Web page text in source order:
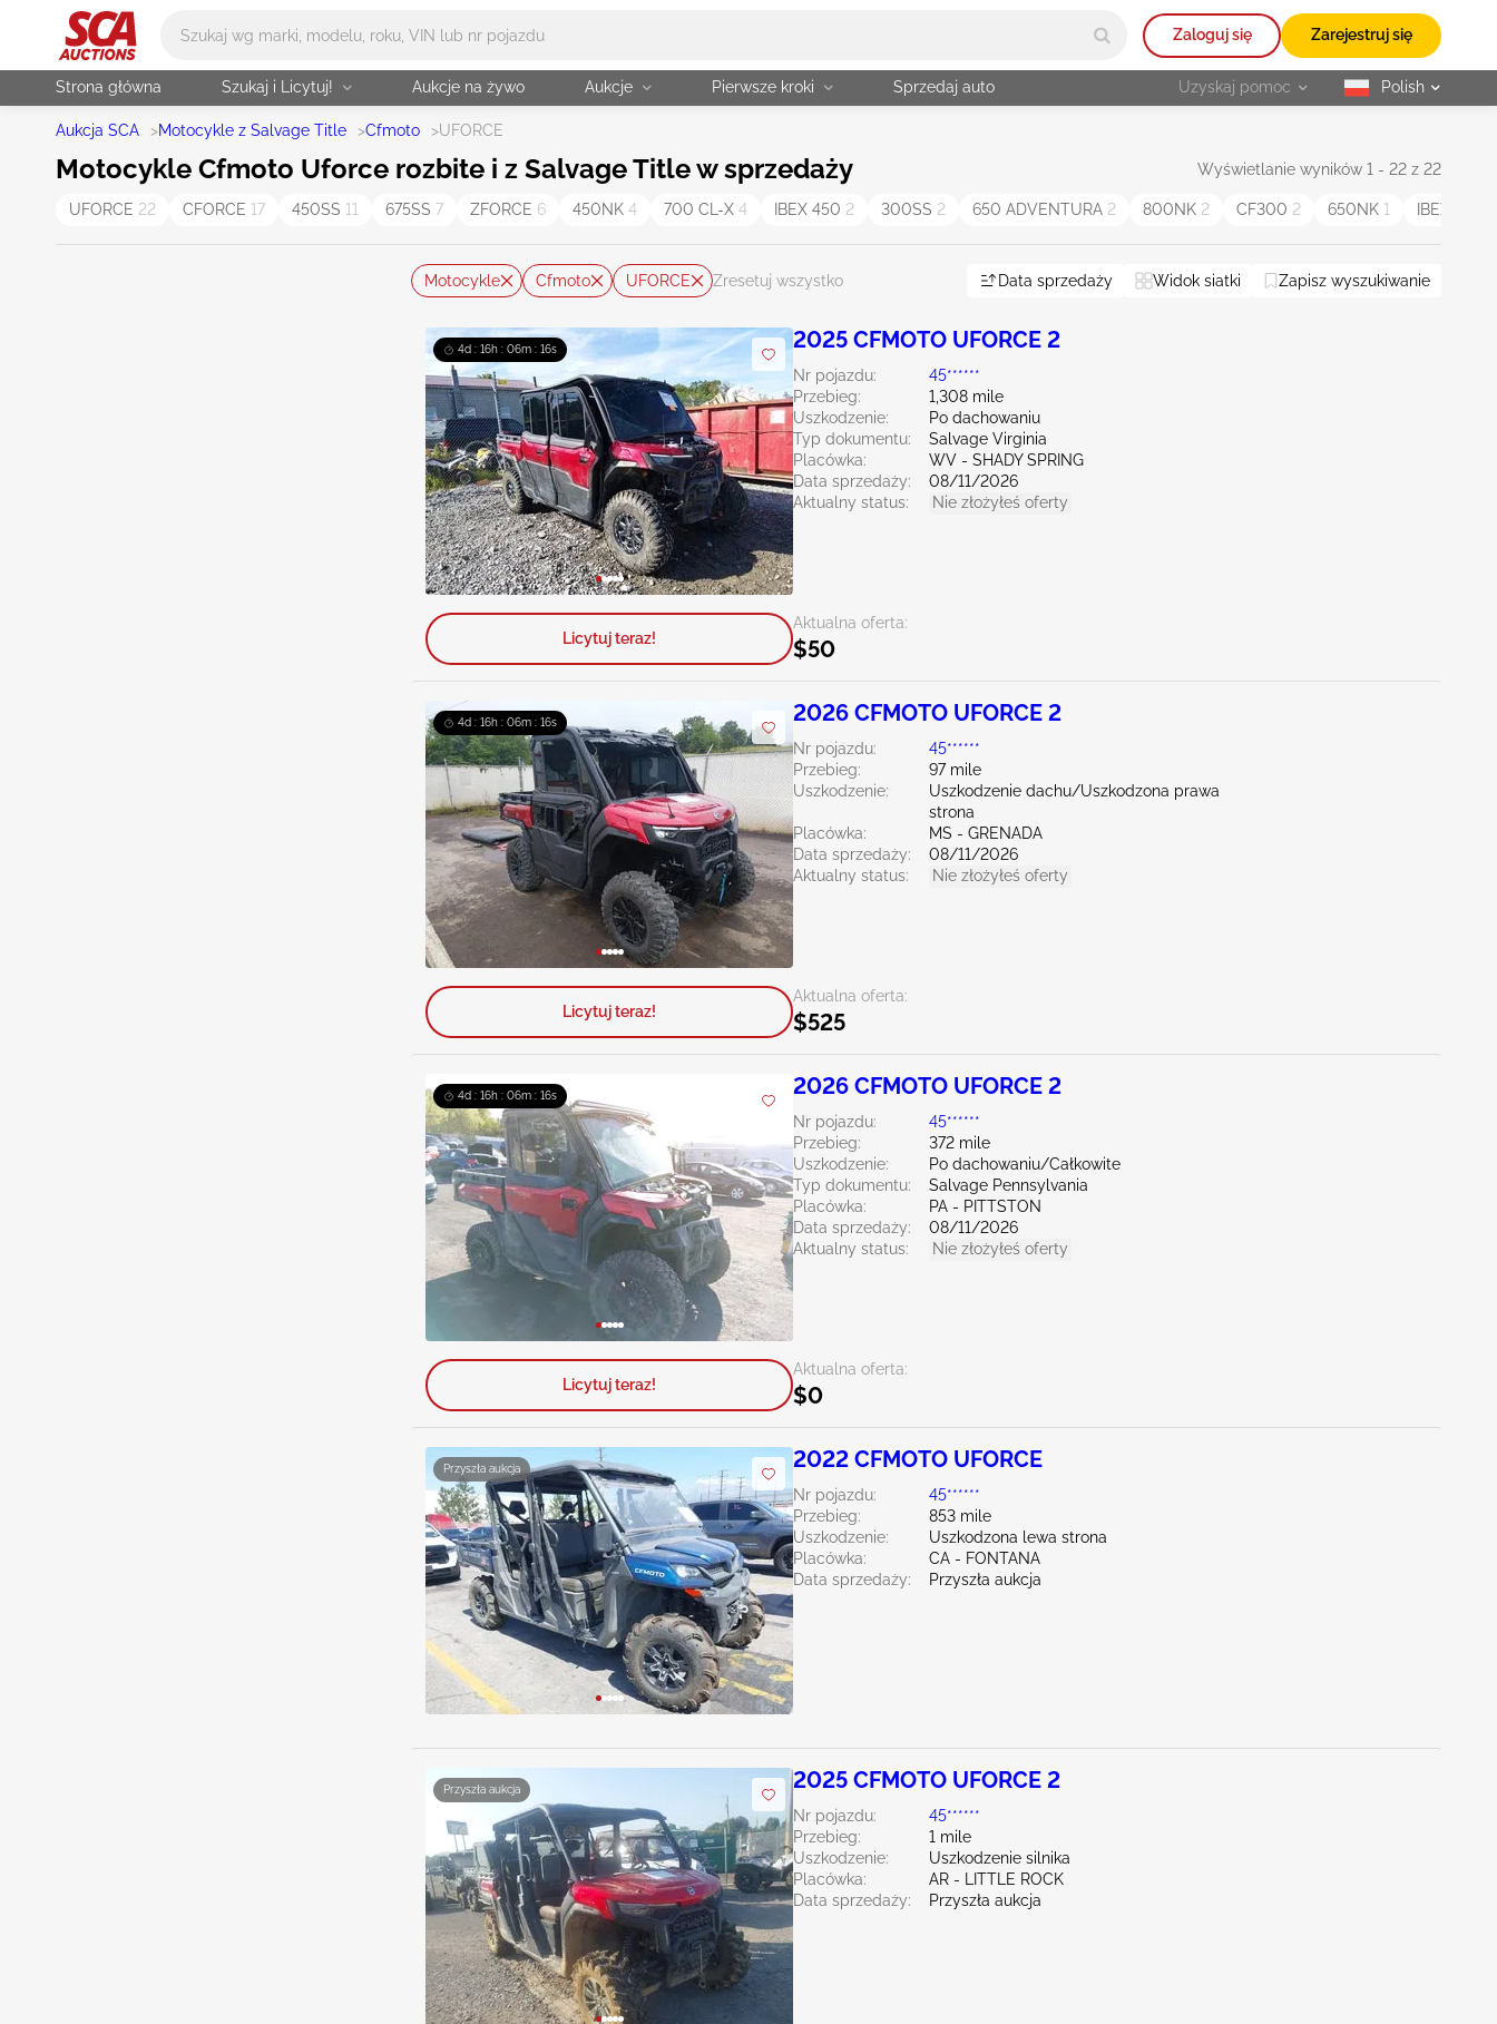
Zaloguj się Zarejestruj się
Strona główna Szukaj i Licytuj! Aukcje na żywo Aukcje Pierwsze kroki Sprzedaj auto Uzyskaj pomoc selected
Polish
Aukcja SCA >Motocykle z Salvage Title >Cfmoto >UFORCE
Motocykle Cfmoto Uforce rozbite i z Salvage Title w sprzedaży Wyświetlanie wyników 1 - 22 z 22
UFORCE 22 CFORCE 17 450SS 11 675SS 7 ZFORCE 6 450NK 4 700 CL-X 4 IBEX 450 2 300SS 2 650 ADVENTURA 2 800NK 2 CF300 2 650NK 1 IBEX 800
Motocykle Cfmoto UFORCE Zresetuj wszystko Data sprzedaży Widok siatki Zapisz wyszukiwanie
4d : 16h : 06m : 15s 2025 CFMOTO UFORCE 2
Nr pojazdu:
45******
Przebieg:
1,308 mile
Uszkodzenie:
Po dachowaniu
Typ dokumentu:
Salvage Virginia
Placówka:
WV - SHADY SPRING
Data sprzedaży:
08/11/2026
Aktualny status:
Nie złożyłeś oferty
Aktualna oferta:
$50
Licytuj teraz!
4d : 16h : 06m : 15s 2026 CFMOTO UFORCE 2
Nr pojazdu:
45******
Przebieg:
97 mile
Uszkodzenie:
Uszkodzenie dachu/Uszkodzona prawa
strona
Placówka:
MS - GRENADA
Data sprzedaży:
08/11/2026
Aktualny status:
Nie złożyłeś oferty
Aktualna oferta:
$525
Licytuj teraz!
4d : 16h : 06m : 15s 2026 CFMOTO UFORCE 2
Nr pojazdu:
45******
Przebieg:
372 mile
Uszkodzenie:
Po dachowaniu/Całkowite
Typ dokumentu:
Salvage Pennsylvania
Placówka:
PA - PITTSTON
Data sprzedaży:
08/11/2026
Aktualny status:
Nie złożyłeś oferty
Aktualna oferta:
$0
Licytuj teraz!
Przyszła aukcja 2022 CFMOTO UFORCE
Nr pojazdu:
45******
Przebieg:
853 mile
Uszkodzenie:
Uszkodzona lewa strona
Placówka:
CA - FONTANA
Data sprzedaży:
Przyszła aukcja
Przyszła aukcja 2025 CFMOTO UFORCE 2
Nr pojazdu:
45******
Przebieg:
1 mile
Uszkodzenie:
Uszkodzenie silnika
Placówka:
AR - LITTLE ROCK
Data sprzedaży:
Przyszła aukcja